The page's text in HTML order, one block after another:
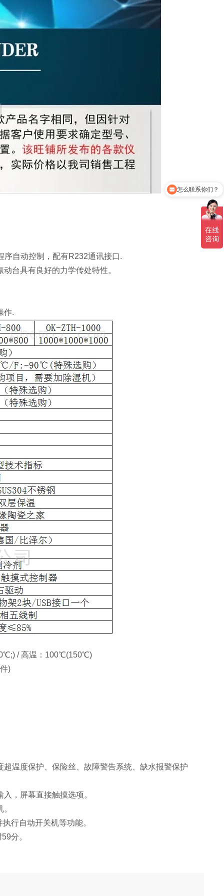
自动控制，配有R232通讯接口.
具有良好的力学传处特性。
作.
/ 高温：100℃(150℃)
)
度保护、保险丝、故障警告系统、缺水报警保护
，屏幕直接触摸选项。
自动开关机等功能。
分。
怎么联系你们？